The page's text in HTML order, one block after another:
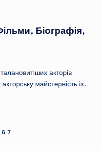
Біографія,
акторів
майстерність із…
6 7